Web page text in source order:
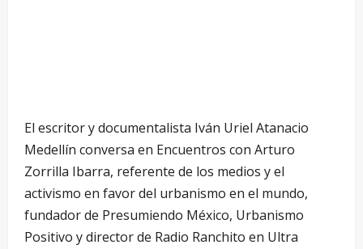
El escritor y documentalista Iván Uriel Atanacio
Medellín conversa en Encuentros con Arturo
Zorrilla Ibarra, referente de los medios y el
activismo en favor del urbanismo en el mundo,
fundador de Presumiendo México, Urbanismo
Positivo y director de Radio Ranchito en Ultra